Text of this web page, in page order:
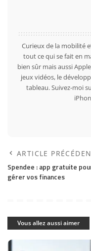
Curieux de la mobilité
tout ce qui se fait en
bien sûr mais aussi
jeux vidéos, le
tableau. Suivez-moi
ARTICLE
Spendee : app gratuite
gérer vos finances
Vous allez aussi aimer